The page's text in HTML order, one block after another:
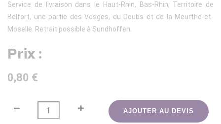
Service de livraison dans le Haut-Rhin, Bas-Rhin, Territoire de
Belfort, une partie des Vosges, du Doubs et de la Meurthe-et-
Moselle. Retrait possible à Sundhoffen.
Prix :
0,80 €
AJOUTER AU DEVIS